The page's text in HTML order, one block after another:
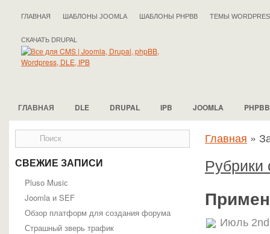
ГЛАВНАЯ ШАБЛОНЫ JOOMLA ШАБЛОНЫ PHPBB ТЕМЫ
СКАЧАТЬ DRUPAL
ГЛАВНАЯ DLE DRUPAL IPB JOOMLA PHPBB
СВЕЖИЕ ЗАПИСИ
Pluso Musiс
Joomla и SEF
Обзор платформ для создания форума
Страшный зверь трафик
Главная »
Рубрики
Июль